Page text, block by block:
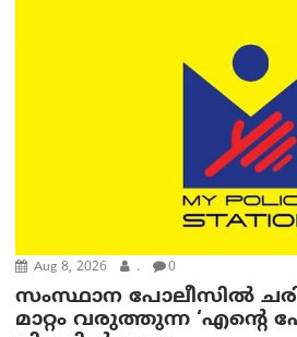
Aug 8, 2026 . 0
സംസ്ഥാന പോലീസിൽ
മാറ്റം വരുത്തുന്ന ‘എന്റെ